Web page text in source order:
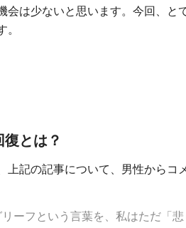
会は少ないと思います。今回、と
。
復とは？
上記の記事について、男性からコ
リーフという言葉を、私はただ「